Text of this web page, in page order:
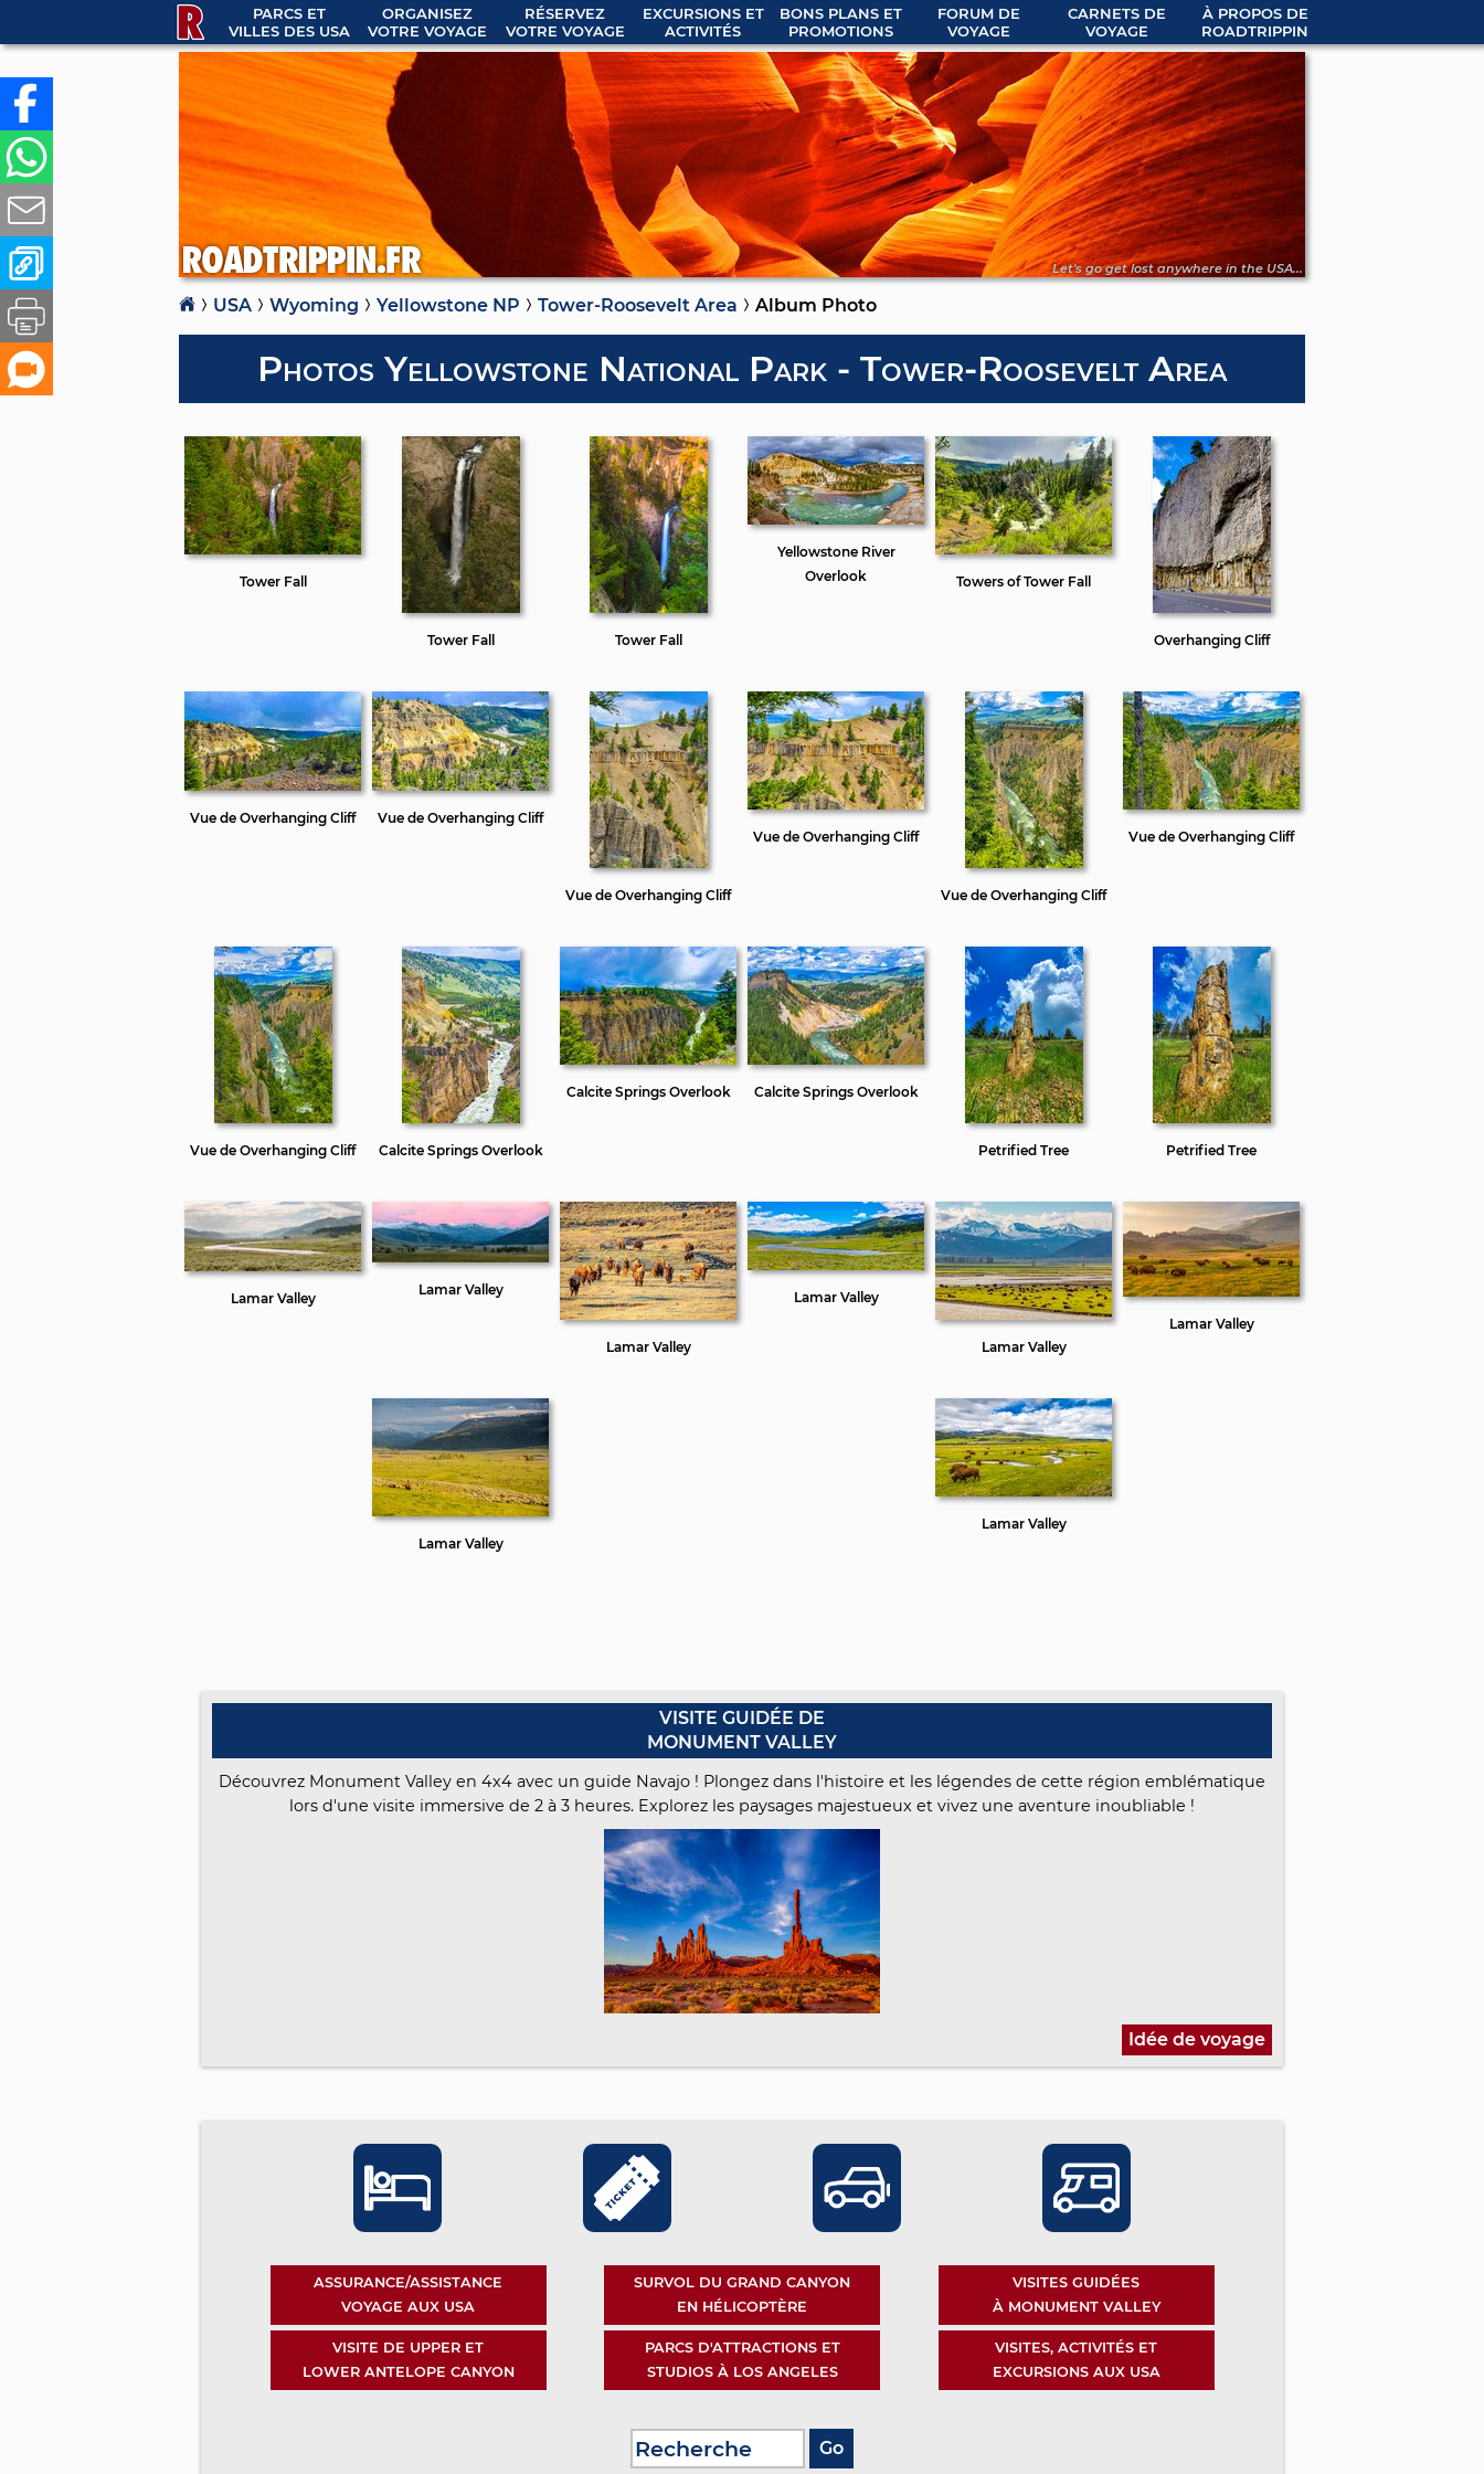
PARCS ET
VILLES DES USA
ORGANISEZ
VOTRE VOYAGE
RÉSERVEZ
VOTRE VOYAGE
EXCURSIONS ET
ACTIVITÉS
BONS PLANS ET
PROMOTIONS
FORUM DE
VOYAGE
CARNETS DE
VOYAGE
À PROPOS DE
ROADTRIPPIN
Let's go get lost anywhere in the USA...
USA Wyoming Yellowstone NP Tower-Roosevelt Area Album Photo
Photos Yellowstone National Park - Tower-Roosevelt Area
Tower Fall
Tower Fall Tower Fall
Yellowstone River
Overlook
Towers of Tower Fall
Overhanging Cliff
Vue de Overhanging Cliff Vue de Overhanging Cliff
Vue de Overhanging Cliff
Vue de Overhanging Cliff
Vue de Overhanging Cliff
Vue de Overhanging Cliff
Vue de Overhanging Cliff Calcite Springs Overlook
Calcite Springs Overlook Calcite Springs Overlook
Petrified Tree Petrified Tree
Lamar Valley
Lamar Valley
Lamar Valley
Lamar Valley
Lamar Valley
Lamar Valley
Lamar Valley
Lamar Valley
VISITE GUIDÉE DE
MONUMENT VALLEY
Découvrez Monument Valley en 4x4 avec un guide Navajo ! Plongez dans l'histoire et les légendes de cette région emblématique
lors d'une visite immersive de 2 à 3 heures. Explorez les paysages majestueux et vivez une aventure inoubliable !
Idée de voyage
ASSURANCE/ASSISTANCE
VOYAGE AUX USA
SURVOL DU GRAND CANYON
EN HÉLICOPTÈRE
VISITES GUIDÉES
À MONUMENT VALLEY
VISITE DE UPPER ET
LOWER ANTELOPE CANYON
PARCS D'ATTRACTIONS ET
STUDIOS À LOS ANGELES
VISITES, ACTIVITÉS ET
EXCURSIONS AUX USA